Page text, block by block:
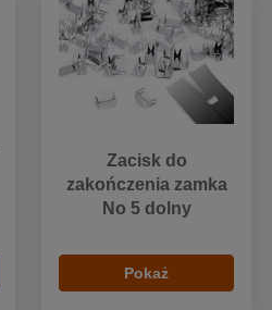
Zacisk do
zakończenia zamka
No 5 dolny
Pokaż